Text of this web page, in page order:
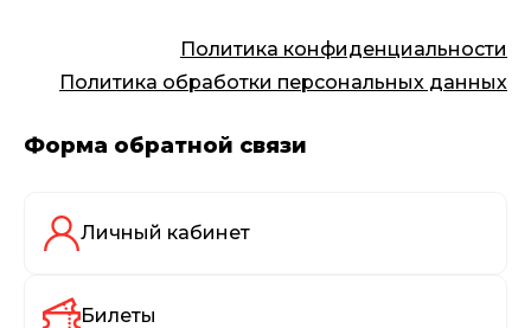
Политика конфиденциальности
Политика обработки персональных данных
Форма обратной связи
Личный кабинет
Билеты